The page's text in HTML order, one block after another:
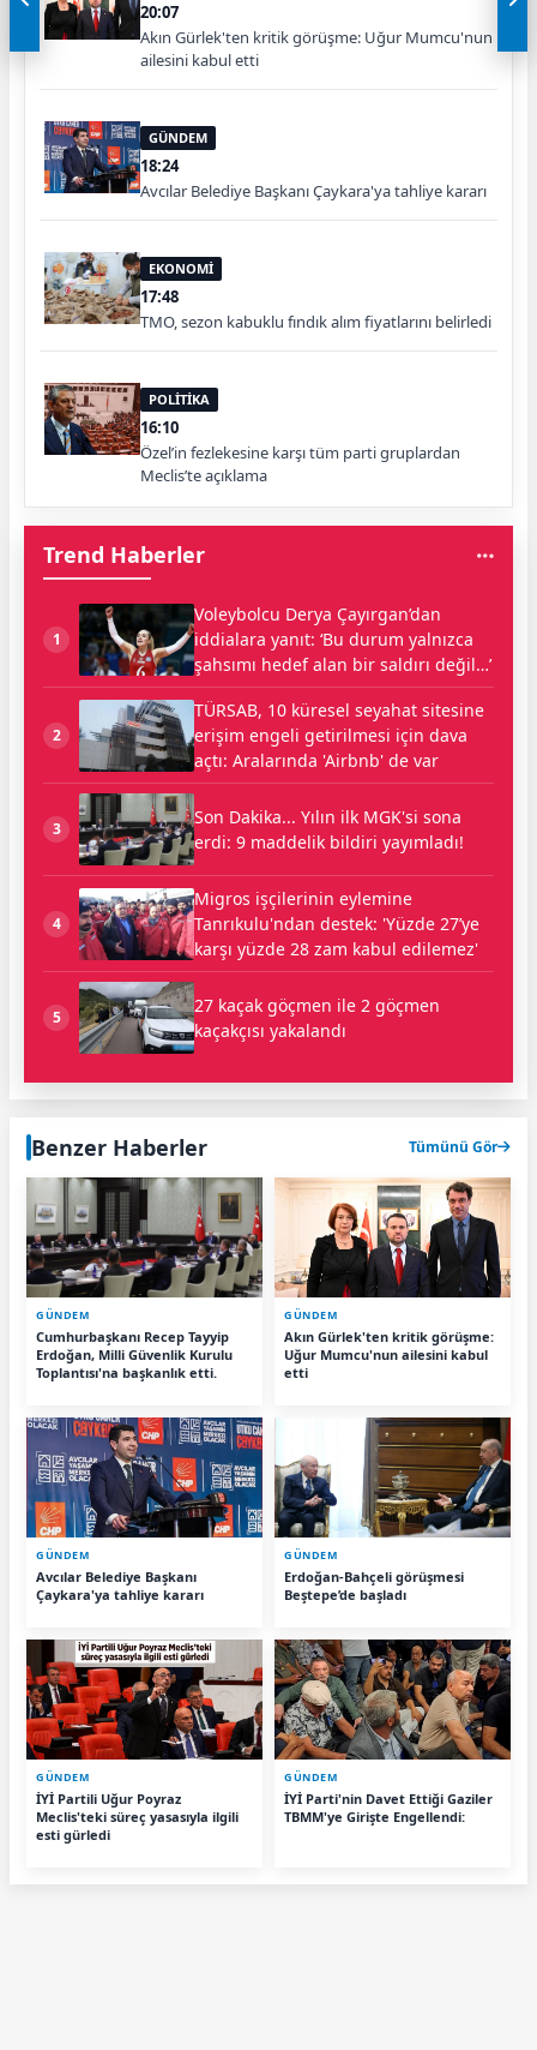
20:07
Akın Gürlek'ten kritik görüşme: Uğur Mumcu'nun
ailesini kabul etti
GÜNDEM
18:24
Avcılar Belediye Başkanı Çaykara'ya tahliye kararı
EKONOMİ
17:48
TMO, sezon kabuklu fındık alım fiyatlarını belirledi
POLİTİKA
16:10
Özel’in fezlekesine karşı tüm parti gruplardan
Meclis’te açıklama
Trend Haberler
1
Voleybolcu Derya Çayırgan’dan
iddialara yanıt: ‘Bu durum yalnızca
şahsımı hedef alan bir saldırı değil…’
2
TÜRSAB, 10 küresel seyahat sitesine
erişim engeli getirilmesi için dava
açtı: Aralarında 'Airbnb' de var
3
Son Dakika... Yılın ilk MGK'si sona
erdi: 9 maddelik bildiri yayımladı!
4
Migros işçilerinin eylemine
Tanrıkulu'ndan destek: 'Yüzde 27’ye
karşı yüzde 28 zam kabul edilemez'
5
27 kaçak göçmen ile 2 göçmen
kaçakçısı yakalandı
Benzer Haberler Tümünü Gör
GÜNDEM
Cumhurbaşkanı Recep Tayyip
Erdoğan, Milli Güvenlik Kurulu
Toplantısı'na başkanlık etti.
GÜNDEM
Akın Gürlek'ten kritik görüşme:
Uğur Mumcu'nun ailesini kabul
etti
GÜNDEM
Avcılar Belediye Başkanı
Çaykara'ya tahliye kararı
GÜNDEM
Erdoğan-Bahçeli görüşmesi
Beştepe’de başladı
GÜNDEM
İYİ Partili Uğur Poyraz
Meclis'teki süreç yasasıyla ilgili
esti gürledi
GÜNDEM
İYİ Parti'nin Davet Ettiği Gaziler
TBMM'ye Girişte Engellendi: